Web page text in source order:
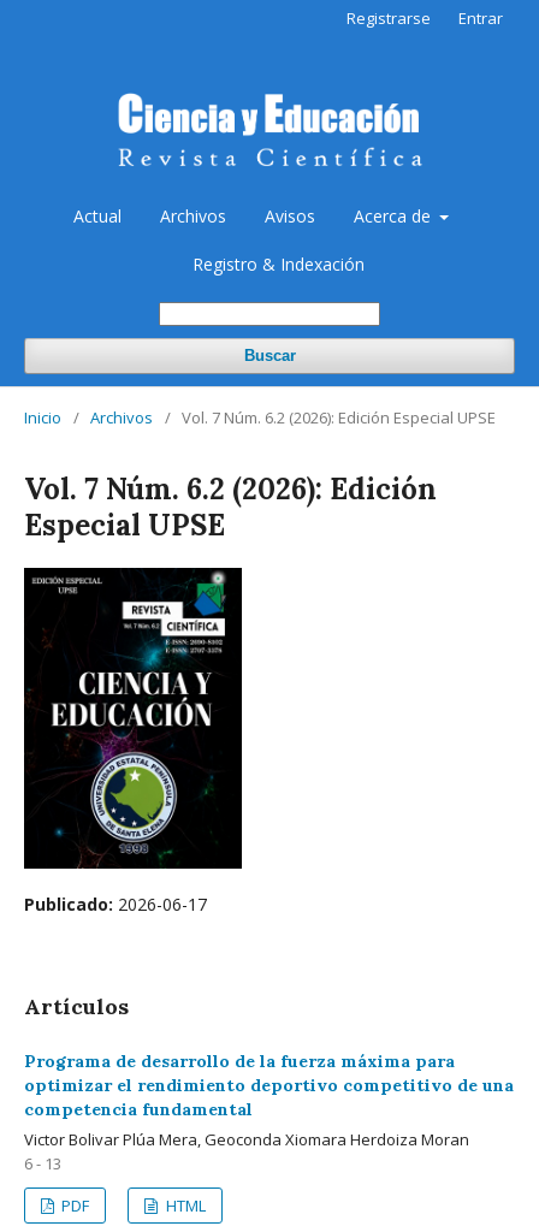
Actual Archivos Avisos Acerca de
Registro & Indexación
Buscar
Registrarse Entrar
Inicio / Archivos / Vol. 7 Núm. 6.2 (2026): Edición Especial UPSE
Vol. 7 Núm. 6.2 (2026): Edición
Especial UPSE
Publicado: 2026-06-17
Artículos
Programa de desarrollo de la fuerza máxima para
optimizar el rendimiento deportivo competitivo de una
competencia fundamental
Victor Bolivar Plúa Mera, Geoconda Xiomara Herdoiza Moran
6 - 13
PDF
HTML